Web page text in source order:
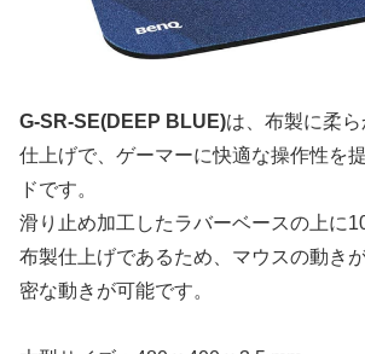
G-SR-SE(DEEP BLUE)は、布製に柔
仕上げで、ゲーマーに快適な操作性を
ドです。
滑り止め加工したラバーベースの上に
布製仕上げであるため、マウスの動き
密な動きが可能です。